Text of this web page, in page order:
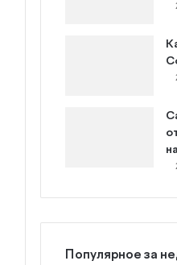
Популярное за